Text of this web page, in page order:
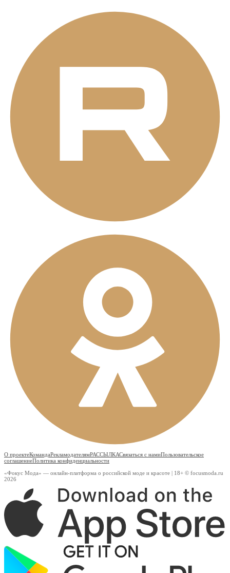
О проектеКомандаРекламодателямРАССЫЛКАСвязаться с намиПользовательское
соглашениеПолитика конфиденциальности
«Фокус Мода» — онлайн-платформа о российской моде и красоте | 18+ © focusmoda.ru
2026